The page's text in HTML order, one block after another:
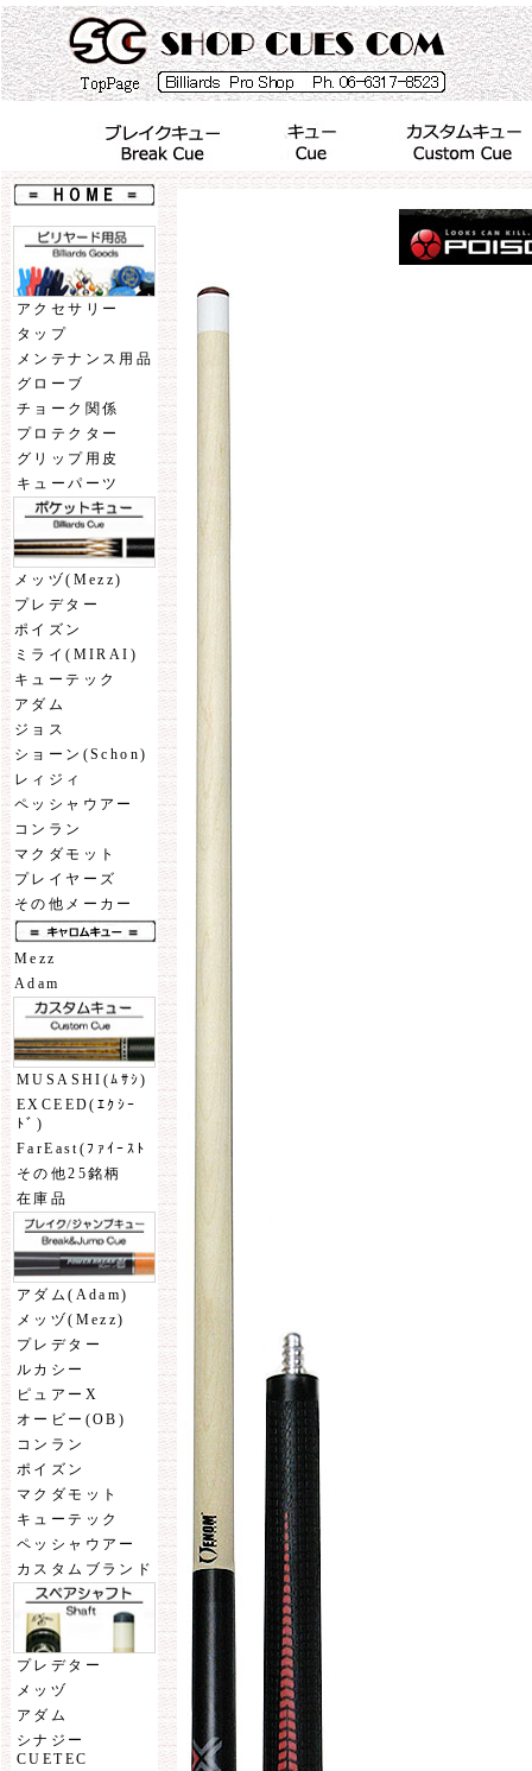
アクセサリー
タップ
メンテナンス用品
グローブ
チョーク関係
プロテクター
グリップ用皮
キューパーツ
メッヅ(Mezz)
プレデター
ポイズン
ミライ(MIRAI)
キューテック
アダム
ジョス
ショーン(Schon)
レィジィ
ペッシャウアー
コンラン
マクダモット
プレイヤーズ
その他メーカー
Mezz
Adam
MUSASHI(ﾑｻｼ)
EXCEED(ｴｸｼｰ
ﾄﾞ)
FarEast(ﾌｧｲｰｽﾄ
その他25銘柄
在庫品
アダム(Adam)
メッヅ(Mezz)
プレデター
ルカシー
ピュアーX
オービー(OB)
コンラン
ポイズン
マクダモット
キューテック
ペッシャウアー
カスタムブランド
プレデター
メッヅ
アダム
シナジー
CUETEC